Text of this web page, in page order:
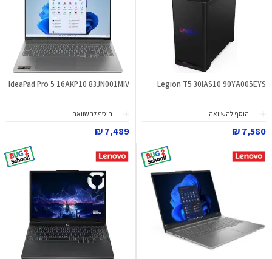
Legion T5 30IAS10 90YA005EYS
הוסף להשוואה
7,580 ₪
IdeaPad Pro 5 16AKP10 83JN001MIV
הוסף להשוואה
7,489 ₪